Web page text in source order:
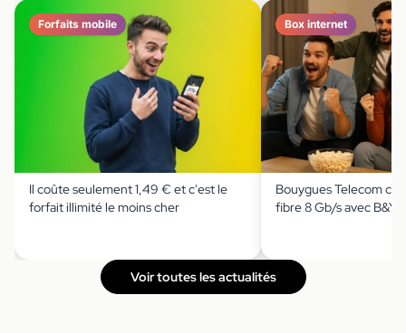
Forfaits mobile
Il coûte seulement 1,49 € et c'est le
forfait illimité le moins cher
Box internet
Bouygues Telecom
fibre 8 Gb/s avec
Voir toutes les actualités